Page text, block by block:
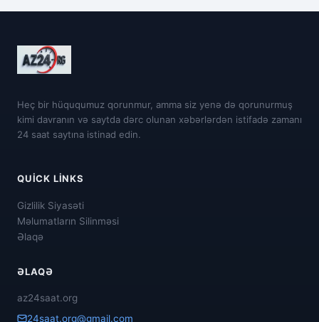
Heç bir hüququmuz qorunmur, amma siz yenə də qorunurmuş
kimi davranın və saytda dərc olunan xəbərlərdən istifadə zamanı
24 saat saytına istinad edin.
QUICK LINKS
Gizlilik Siyasəti
Məlumatların Silinməsi
Əlaqə
ƏLAQƏ
az24saat.org
24saat.org@gmail.com